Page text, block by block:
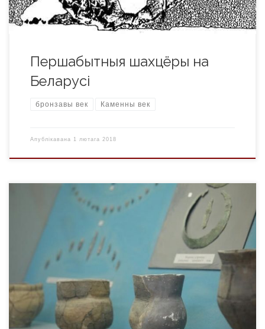
Першабытныя шахцёры на
Беларусі
бронзавы век Каменны век
Апублікавана 1 лютага 2018
Пач. 2-га тыс. – VIII-VII ст. да н.э. Бронзавы век наступае ў
нашай першабытнай гісторыі, калі на тэрыторыі Беларусі
людзі навучыліся выплаўляць медзь і бронзу. Ён распачаўся
на папачатку II тыс. да н.э. і працягваўся амаль паўтары
тысячагоддзі. Аднак з-за адсутнасці мясцовай сыравіны
першых металічных вырабаў сустракалася мала. Гэта былі
[…]